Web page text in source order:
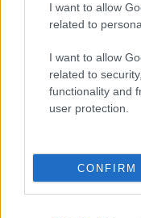
I want to allow
related to
I want to allow
related to
functionality and
user protection.
CONFIRM
Post Office